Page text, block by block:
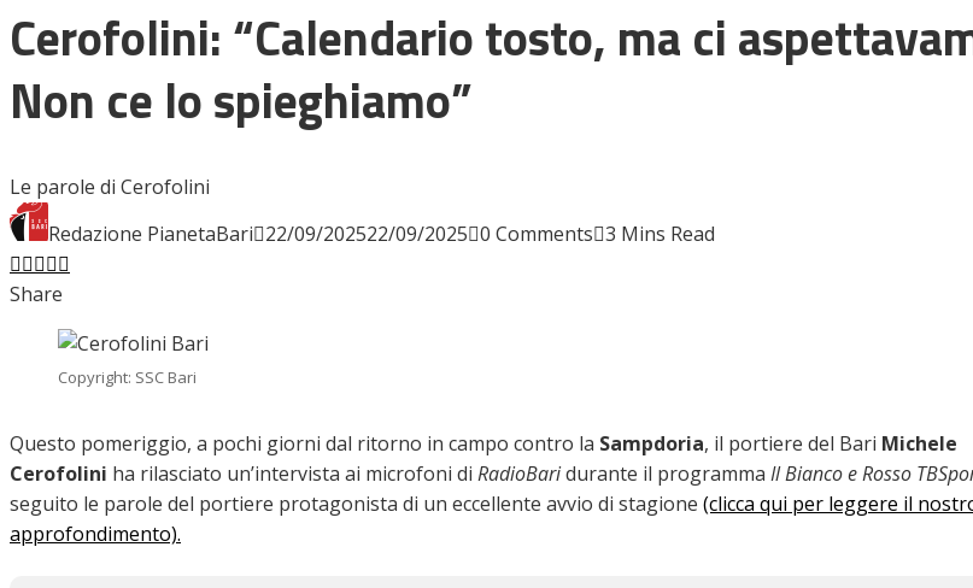
Giovanili
Le pagelle
FOCUS
CALCIOMERCATO
Cerofolini: “Calendario tosto, ma ci
Non ce lo spieghiamo”
Le parole di Cerofolini
Redazione PianetaBari 22/09/202522/09/2025 0 Comments 3 Mins Read
Facebook
Twitter
LinkedIn
Pinterest
Stumbleupon
Share
Copyright: SSC Bari
Questo pomeriggio, a pochi giorni dal ritorno in campo contro la Sampdoria, il portiere del Bari Michele
Cerofolini ha rilasciato un’intervista ai microfoni di RadioBaridurante il programma Il Bianco e Rosso
seguito le parole del portiere protagonista di un eccellente avvio di stagione (clicca qui per leggere il
approfondimento).